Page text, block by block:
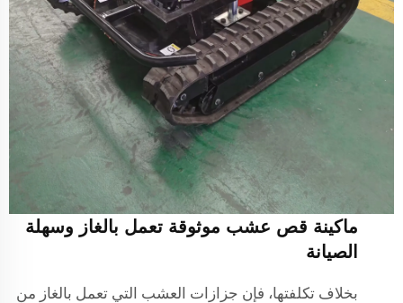
ماكينة قص عشب موثوقة تعمل بالغاز وسهلة
الصيانة
بخلاف تكلفتها، فإن جزازات العشب التي تعمل بالغاز من